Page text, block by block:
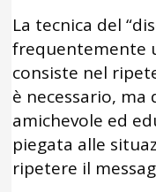
La tecnica del
frequentemente
consiste nel
è necessario,
amichevole ed
piegata alle
ripetere il